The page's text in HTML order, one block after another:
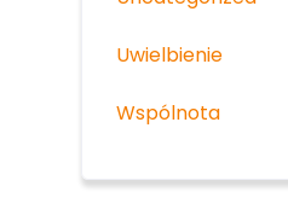
Uwielbienie
Wspólnota